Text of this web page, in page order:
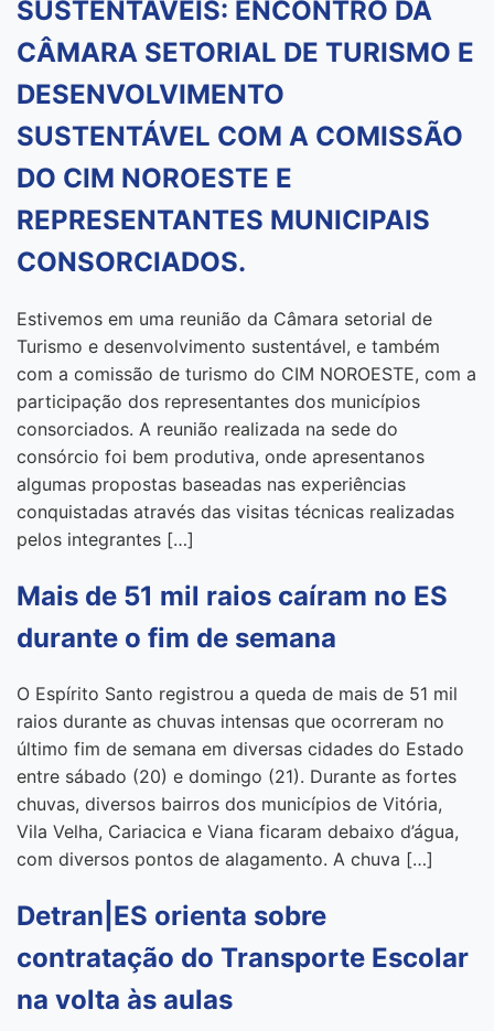
SUSTENTÁVEIS: ENCONTRO DA
CÂMARA SETORIAL DE TURISMO E
DESENVOLVIMENTO
SUSTENTÁVEL COM A COMISSÃO
DO CIM NOROESTE E
REPRESENTANTES MUNICIPAIS
CONSORCIADOS.
Estivemos em uma reunião da Câmara setorial de
Turismo e desenvolvimento sustentável, e também
com a comissão de turismo do CIM NOROESTE, com a
participação dos representantes dos municípios
consorciados. A reunião realizada na sede do
consórcio foi bem produtiva, onde apresentanos
algumas propostas baseadas nas experiências
conquistadas através das visitas técnicas realizadas
pelos integrantes […]
Mais de 51 mil raios caíram no ES
durante o fim de semana
O Espírito Santo registrou a queda de mais de 51 mil
raios durante as chuvas intensas que ocorreram no
último fim de semana em diversas cidades do Estado
entre sábado (20) e domingo (21). Durante as fortes
chuvas, diversos bairros dos municípios de Vitória,
Vila Velha, Cariacica e Viana ficaram debaixo d’água,
com diversos pontos de alagamento. A chuva […]
Detran|ES orienta sobre
contratação do Transporte Escolar
na volta às aulas